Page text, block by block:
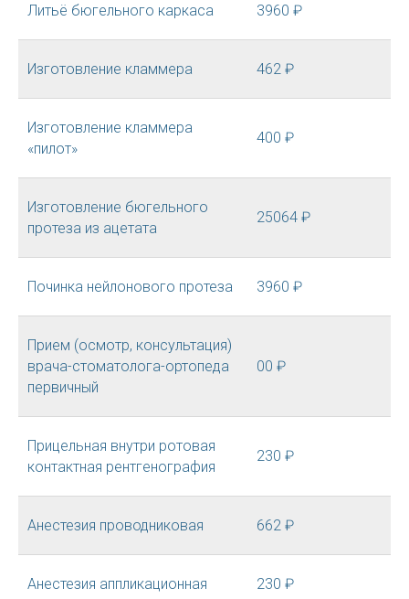
Литьё бюгельного каркаса 3960 ₽
Изготовление кламмера 462 ₽
Изготовление кламмера
«пилот»
400 ₽
Изготовление бюгельного
протеза из ацетата
25064 ₽
Починка нейлонового протеза 3960 ₽
Прием (осмотр, консультация)
врача-стоматолога-ортопеда
первичный
00 ₽
Прицельная внутри ротовая
контактная рентгенография
230 ₽
Анестезия проводниковая 662 ₽
Анестезия аппликационная 230 ₽